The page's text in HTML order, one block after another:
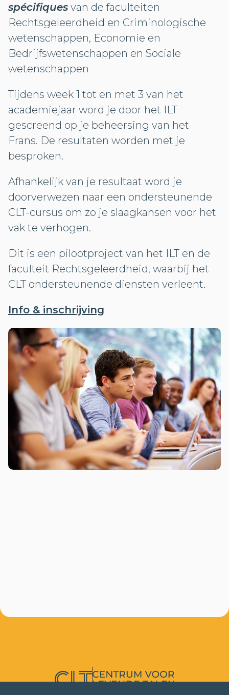
spécifiques van de faculteiten
Rechtsgeleerdheid en Criminologische
wetenschappen, Economie en
Bedrijfswetenschappen en Sociale
wetenschappen
Tijdens week 1 tot en met 3 van het
academiejaar word je door het ILT
gescreend op je beheersing van het
Frans. De resultaten worden met je
besproken.
Afhankelijk van je resultaat word je
doorverwezen naar een ondersteunende
CLT-cursus om zo je slaagkansen voor het
vak te verhogen.
Dit is een pilootproject van het ILT en de
faculteit Rechtsgeleerdheid, waarbij het
CLT ondersteunende diensten verleent.
Info & inschrijving